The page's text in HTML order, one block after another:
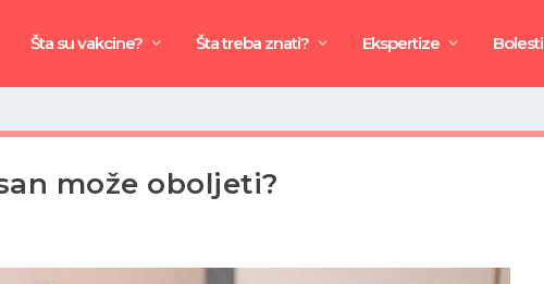
Šta su vakcine? Šta treba znati? Ekspertize Bolesti
može oboljeti?